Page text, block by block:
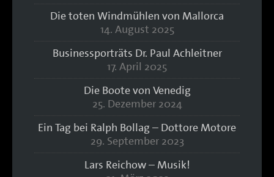
Die toten Windmühlen von Mallorca
14. August 2025
Businessporträts Dr. Paul Achleitner
17. April 2025
Die Boote von Venedig
25. Dezember 2024
Ein Tag bei Ralph Bollag – Dottore Motore
29. September 2023
Lars Reichow – Musik!